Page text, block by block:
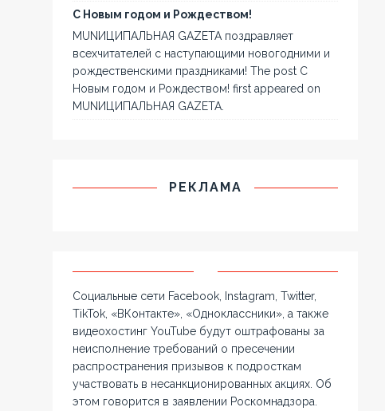
С Новым годом и Рождеством!
MUNИЦИПАЛЬНАЯ GAZЕТА поздравляет
всехчитателей с наступающими новогодними и
рождественскими праздниками! The post С
Новым годом и Рождеством! first appeared on
MUNИЦИПАЛЬНАЯ GAZЕТА.
РЕКЛАМА
Социальные сети Facebook, Instagram, Twitter,
TikTok, «ВКонтакте», «Одноклассники», а также
видеохостинг YouTube будут оштрафованы за
неисполнение требований о пресечении
распространения призывов к подросткам
участвовать в несанкционированных акциях. Об
этом говорится в заявлении Роскомнадзора.